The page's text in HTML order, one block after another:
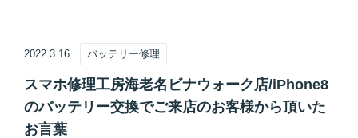
2022.3.16 バッテリー修理
スマホ修理工房海老名ビナウォーク店/iPhone8
のバッテリー交換でご来店のお客様から頂いた
お言葉